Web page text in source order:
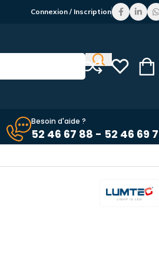
Connexion / Inscription
Besoin d'aide ?
52 46 67 88 - 52 46 69